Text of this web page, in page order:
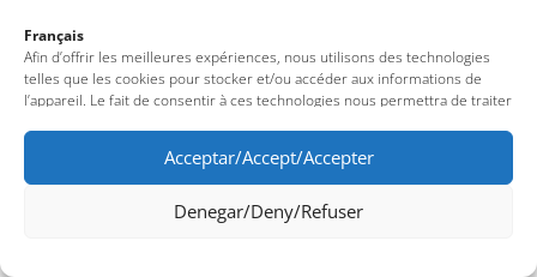
Français
Afin d’offrir les meilleures expériences, nous utilisons des technologies
telles que les cookies pour stocker et/ou accéder aux informations de
l’appareil. Le fait de consentir à ces technologies nous permettra de traiter
uniques sur ce site. Le fait de ne pas consentir ou de retirer son
consentement peut avoir un effet négatif sur certaines fonctionnalités et
caractéristiques du site.
Acceptar/Accept/Accepter
Denegar/Deny/Refuser